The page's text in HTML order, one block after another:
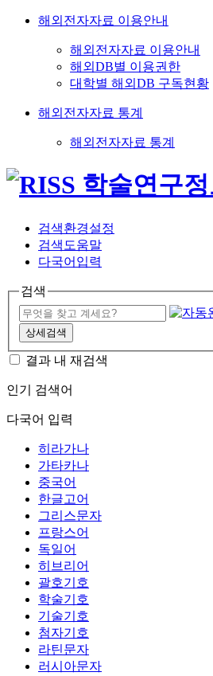
해외전자자료 이용안내
해외전자자료 이용안내
해외DB별 이용권한
대학별 해외DB 구독현황
해외전자자료 통계
해외전자자료 통계
검색환경설정
검색도움말
다국어입력
검색
상세검색
결과 내 재검색
인기 검색어
다국어 입력
히라가나
가타카나
중국어
한글고어
그리스문자
프랑스어
독일어
히브리어
괄호기호
학술기호
기술기호
첨자기호
라틴문자
러시아문자